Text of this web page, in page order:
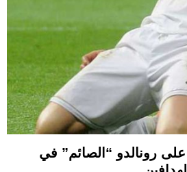
رونالدو “الصائم” في